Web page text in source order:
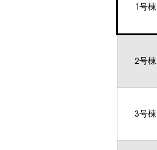
1号棟
2号棟
3号棟